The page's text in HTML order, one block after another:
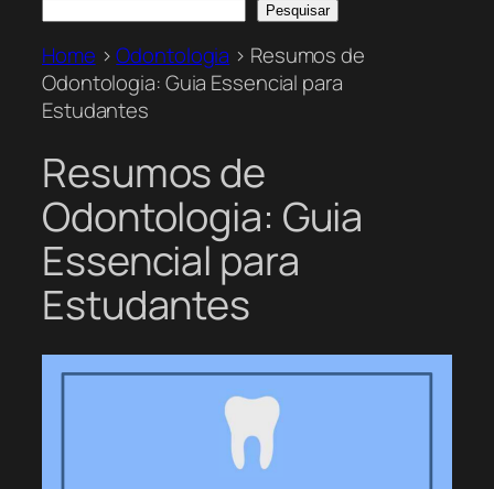
Pesquisar
Home >Odontologia > Resumos de
Odontologia: Guia Essencial para
Estudantes
Resumos de
Odontologia: Guia
Essencial para
Estudantes